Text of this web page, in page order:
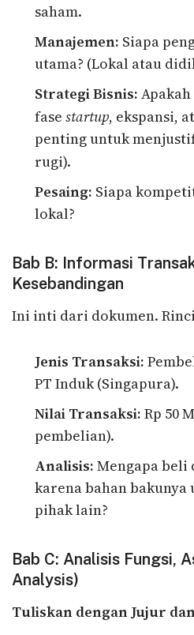
saham.
Manajemen: Siapa
utama? (Lokal atau
Strategi Bisnis: Apakah
fase startup, ekspansi,
penting untuk
rugi).
Pesaing: Siapa
lokal?
Bab B: Informasi
Kesebandingan
Ini inti dari dokumen.
Jenis Transaksi:
PT Induk (Singapura).
Nilai Transaksi: Rp 50
pembelian).
Analisis: Mengapa beli
karena bahan
pihak lain?
Bab C: Analisis Fungsi,
Analysis)
Tuliskan dengan Jujur